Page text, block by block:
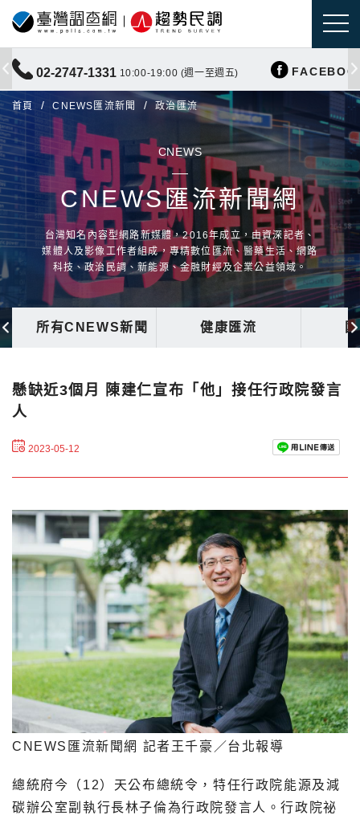
02-2747-1331 10:00-19:00 (週一至週五)
首頁 CNEWS匯流新聞 政治匯流
CNEWS
CNEWS匯流新聞網
台灣知名內容型網路新媒體，2016年成立，由資深記者、
媒體人及影像工作者組成，專精數位匯流、醫藥生活、網路
科技、政治民調、新能源、金融財經及企業公益領域。
所有CNEWS新聞 健康匯流
懸缺近3個月 陳建仁宣布「他」接任行政院發言
人
2023-05-12
CNEWS匯流新聞網 記者王千豪／台北報導
總統府今（12）天公布總統令，特任行政院能源及減
碳辦公室副執行長林子倫為行政院發言人。行政院祕